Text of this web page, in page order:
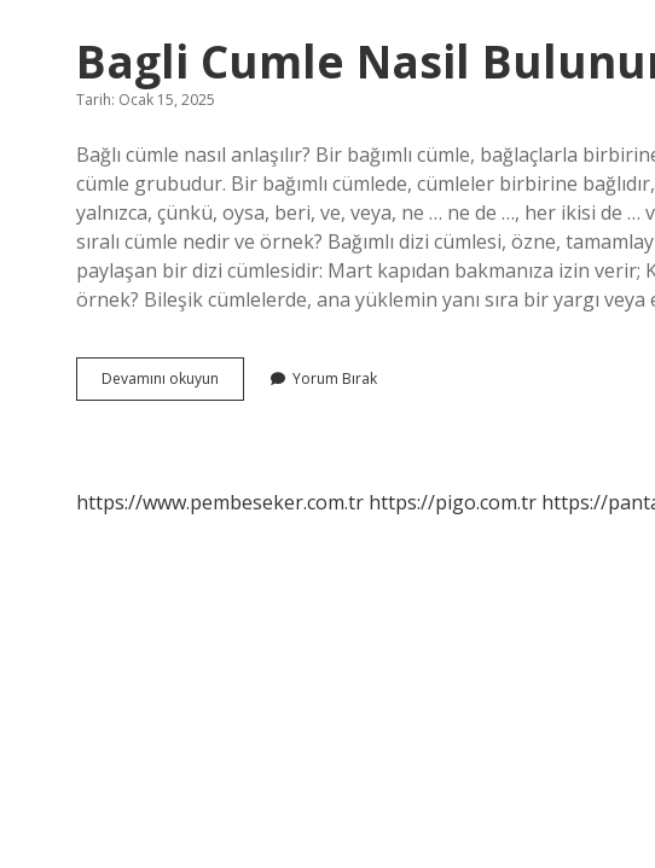
Bagli Cumle Nasil
Tarih: Ocak 15, 2025
Bağlı cümle nasıl anlaşılır? Bir bağımlı cümle, bağlaçlarla
cümle grubudur. Bir bağımlı cümlede, cümleler birbirine
yalnızca, çünkü, oysa, beri, ve, veya, ne … ne de …, her ikisi de …
sıralı cümle nedir ve örnek? Bağımlı dizi cümlesi, özne,
paylaşan bir dizi cümlesidir: Mart kapıdan bakmanıza izin
örnek? Bileşik cümlelerde, ana yüklemin yanı sıra bir yargı
Devamını okuyun
Cumle
Yorum Bırak
https://www.pembeseker.com.tr https://pigo.com.tr https://